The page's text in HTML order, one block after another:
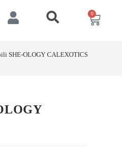
0
SHE-OLOGY CALEXOTICS